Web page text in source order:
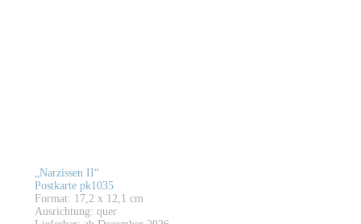
„Narzissen II“
Postkarte pk1035
Format: 17,2 x 12,1 cm
Ausrichtung: quer